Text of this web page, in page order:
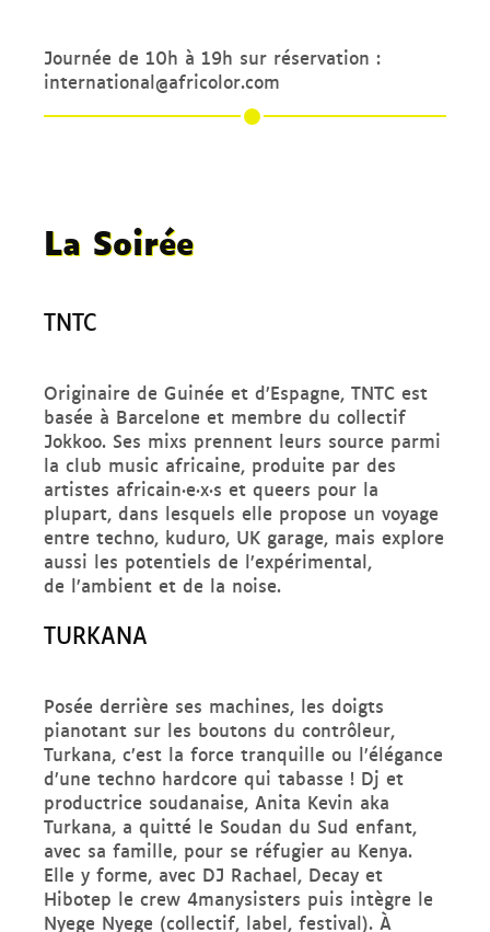
Journée de 10h à 19h sur réservation :
international@africolor.com
La Soirée
TNTC
Originaire de Guinée et d’Espagne, TNTC est
basée à Barcelone et membre du collectif
Jokkoo. Ses mixs prennent leurs source parmi
la club music africaine, produite par des
artistes africain·e·x·s et queers pour la
plupart, dans lesquels elle propose un voyage
entre techno, kuduro, UK garage, mais explore
aussi les potentiels de l’expérimental,
de l’ambient et de la noise.
TURKANA
Posée derrière ses machines, les doigts
pianotant sur les boutons du contrôleur,
Turkana, c’est la force tranquille ou l’élégance
d’une techno hardcore qui tabasse ! Dj et
productrice soudanaise, Anita Kevin aka
Turkana, a quitté le Soudan du Sud enfant,
avec sa famille, pour se réfugier au Kenya.
Elle y forme, avec DJ Rachael, Decay et
Hibotep le crew 4manysisters puis intègre le
Nyege Nyege (collectif, label, festival). À